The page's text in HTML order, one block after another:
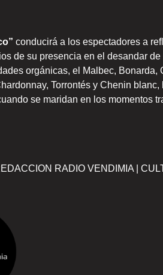
conducirá a los espectadores a
de su presencia en el desandar
orgánicas, el Malbec,
Torrontés y Chenin
se maridan en los momentos
RADIO VENDIMIA |